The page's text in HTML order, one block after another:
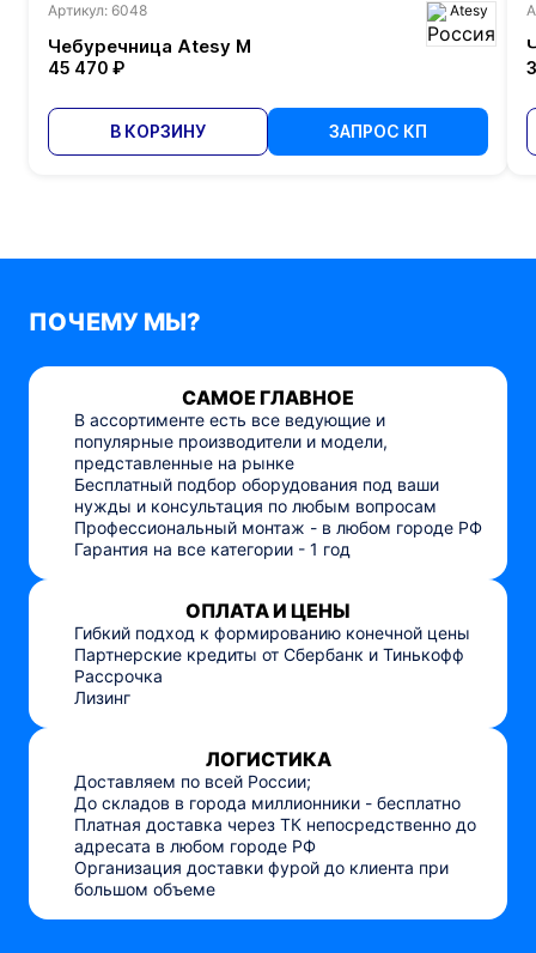
Артикул: 6048 Atesy
Чебуречница Atesy М
45 470 ₽
В КОРЗИНУ ЗАПРОС КП
ПОЧЕМУ МЫ?
САМОЕ ГЛАВНОЕ
В ассортименте есть все ведующие и
популярные производители и модели,
представленные на рынке
Бесплатный подбор оборудования под ваши
нужды и консультация по любым вопросам
Профессиональный монтаж - в любом городе РФ
Гарантия на все категории - 1 год
ОПЛАТА И ЦЕНЫ
Гибкий подход к формированию конечной цены
Партнерские кредиты от Сбербанк и Тинькофф
Рассрочка
Лизинг
ЛОГИСТИКА
Доставляем по всей России;
До складов в города миллионники - бесплатно
Платная доставка через ТК непосредственно до
адресата в любом городе РФ
Организация доставки фурой до клиента при
большом объеме